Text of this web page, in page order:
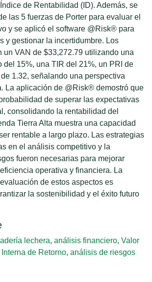
de Rentabilidad (ID). Además, se
las 5 fuerzas de Porter para evaluar el
y se aplicó el software @Risk® para
y gestionar la incertidumbre. Los
un VAN de $33,272.79 utilizando una
del 15%, una TIR del 21%, un PRI de
1.32, señalando una perspectiva
La aplicación de @Risk® demostró que
de superar las expectativas
consolidando la rentabilidad del
Tierra Alta muestra una capacidad
rentable a largo plazo. Las estrategias
en el análisis competitivo y la
fueron necesarias para mejorar
operativa y financiera. La
de estos aspectos es
la sostenibilidad y el éxito futuro
lechera, análisis financiero, Valor
Interna de Retorno, análisis de riesgos